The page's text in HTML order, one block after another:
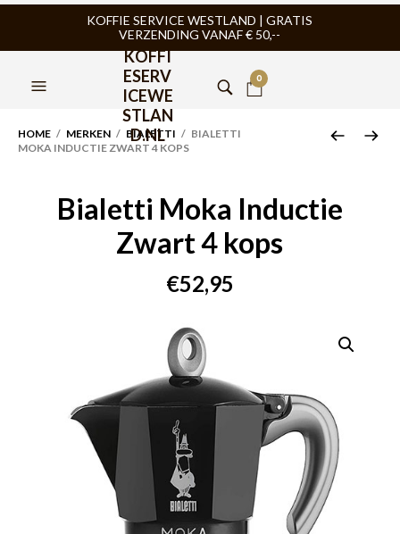
KOFFIE SERVICE WESTLAND | GRATIS
VERZENDING VANAF € 50,--
KOFFI
ESERV
ICEWE
STLAN
D.NL
0
HOME / MERKEN / BIALETTI / BIALETTI
MOKA INDUCTIE ZWART 4 KOPS
Bialetti Moka Inductie
Zwart 4 kops
€52,95